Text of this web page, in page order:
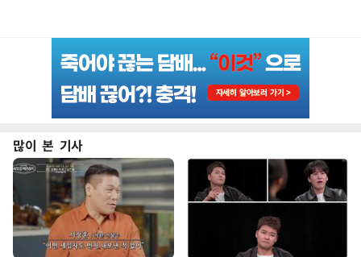
많이 본 기사